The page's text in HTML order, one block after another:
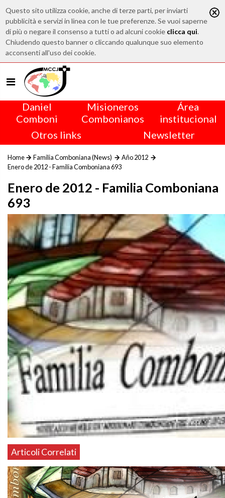
Questo sito utilizza cookie, anche di terze parti, per inviarti
pubblicità e servizi in linea con le tue preferenze. Se vuoi saperne
di più o negare il consenso a tutti o ad alcuni cookie clicca qui.
Chiudendo questo banner o cliccando qualunque suo elemento
acconsenti all'uso dei cookie.
Daniel
Comboni
Misioneros
Combonianos
Área
institucional
Otros links
Newsletter
Home Familia Comboniana (News)
Año 2012
Enero de 2012 - Familia Comboniana 693
Enero de 2012 - Familia Comboniana
693
Articoli Correlati